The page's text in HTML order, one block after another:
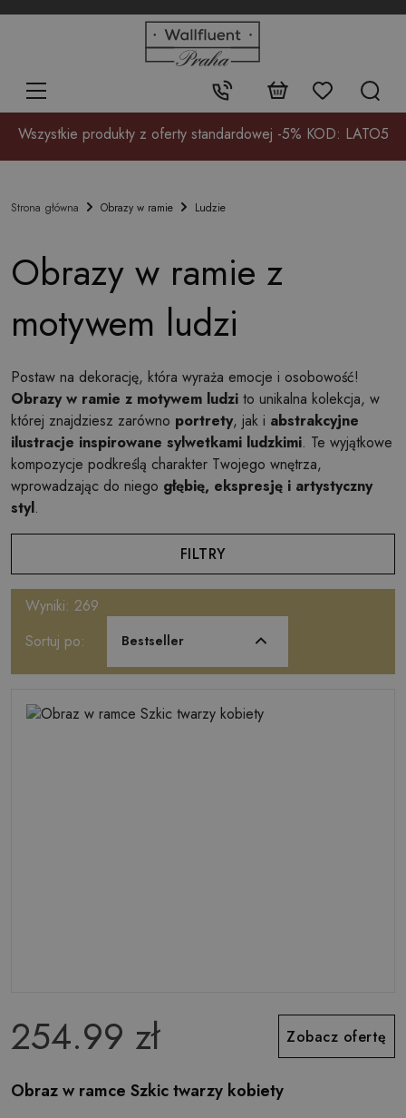
Kontakt:
+48
17
Wszystkie produkty z oferty standardowej -5% KOD: LATO5
Strona główna Obrazy w ramie Ludzie
Obrazy w ramie z
motywem ludzi
Postaw na dekorację, która wyraża emocje i osobowość!
Obrazy w ramie z motywem ludzi to unikalna kolekcja, w
której znajdziesz zarówno portrety, jak i abstrakcyjne
ilustracje inspirowane sylwetkami ludzkimi. Te wyjątkowe
kompozycje podkreślą charakter Twojego wnętrza,
wprowadzając do niego głębię, ekspresję i artystyczny
styl.
FILTRY
Wyniki: 269
Sortuj po:
Bestseller
254.99 zł Zobacz ofertę
Obraz w ramce Szkic twarzy kobiety